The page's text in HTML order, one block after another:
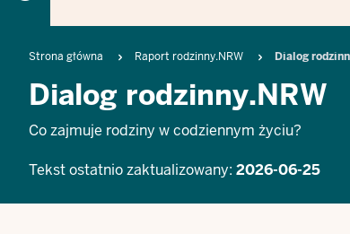
Breadcrumb
Strona główna Raport rodzinny.NRW Dialog
Dialog rodzinny.NRW
Co zajmuje rodziny w codziennym życiu?
Tekst ostatnio zaktualizowany: 2026-06-25